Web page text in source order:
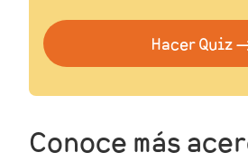
Hacer Quiz
Conoce más